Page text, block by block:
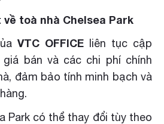
toà nhà Chelsea Park
VTC OFFICE liên tục cập
bán và các chi phí chính
đảm bảo tính minh bạch và
Park có thể thay đổi tùy theo